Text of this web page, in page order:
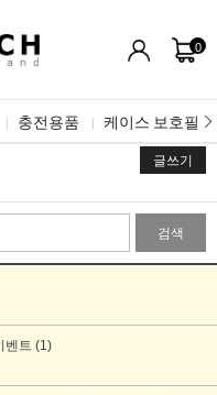
0
충전용품 케이스 보호필름
글쓰기
검색
벤트 (1)